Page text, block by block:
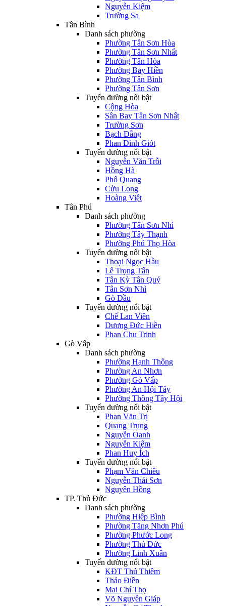
Nguyễn Kiệm
Trường Sa
Tân Bình
Danh sách phường
Phường Tân Sơn Hòa
Phường Tân Sơn Nhất
Phường Tân Hòa
Phường Bảy Hiền
Phường Tân Bình
Phường Tân Sơn
Tuyến đường nổi bật
Cộng Hòa
Sân Bay Tân Sơn Nhất
Trường Sơn
Bạch Đằng
Phan Đình Giót
Tuyến đường nổi bật
Nguyễn Văn Trỗi
Hồng Hà
Phổ Quang
Cửu Long
Hoàng Việt
Tân Phú
Danh sách phường
Phường Tân Sơn Nhì
Phường Tây Thạnh
Phường Phú Thọ Hòa
Tuyến đường nổi bật
Thoại Ngọc Hầu
Lê Trọng Tấn
Tân Kỳ Tân Quý
Tân Sơn Nhì
Gò Dầu
Tuyến đường nổi bật
Chế Lan Viên
Dương Đức Hiền
Phan Chu Trinh
Gò Vấp
Danh sách phường
Phường Hạnh Thông
Phường An Nhơn
Phường Gò Vấp
Phường An Hội Tây
Phường Thông Tây Hội
Tuyến đường nổi bật
Phan Văn Trị
Quang Trung
Nguyễn Oanh
Nguyễn Kiệm
Phan Huy Ích
Tuyến đường nổi bật
Phạm Văn Chiêu
Nguyễn Thái Sơn
Nguyên Hồng
TP. Thủ Đức
Danh sách phường
Phường Hiệp Bình
Phường Tăng Nhơn Phú
Phường Phước Long
Phường Thủ Đức
Phường Linh Xuân
Tuyến đường nổi bật
KĐT Thủ Thiêm
Thảo Điền
Mai Chí Thọ
Võ Nguyên Giáp